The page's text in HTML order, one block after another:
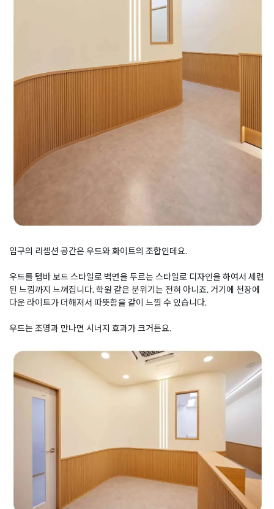
입구의 리셉션 공간은 우드와 화이트의 조합인데요.
우드를 템바 보드 스타일로 벽면을 두르는 스타일로 디자인을 하여서 세련
된 느낌까지 느껴집니다. 학원 같은 분위기는 전혀 아니죠. 거기에 천장에
다운 라이트가 더해져서 따뜻함을 같이 느낄 수 있습니다.
우드는 조명과 만나면 시너지 효과가 크거든요.